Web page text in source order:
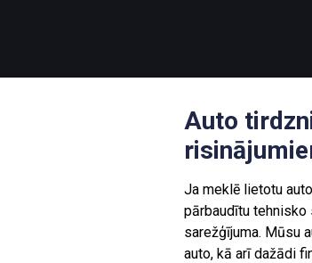
Auto
Ja meklē lietotu
pārbaudītu
sarežģījuma. Mūsu
auto, kā arī dažādi